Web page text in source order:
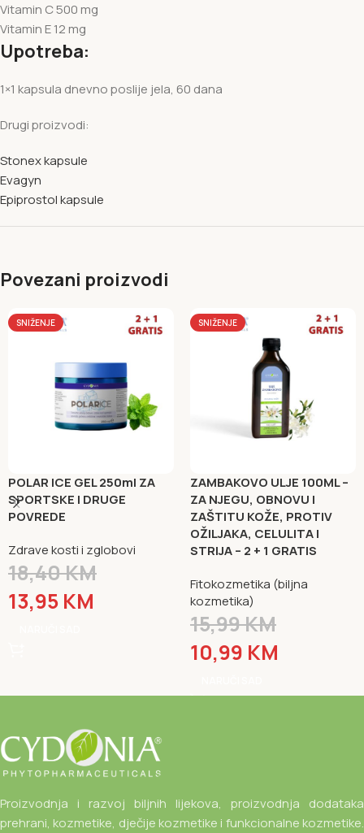
Vitamin C 500 mg
Vitamin E 12 mg
Upotreba:
1×1 kapsula dnevno poslije jela, 60 dana
Drugi proizvodi:
Stonex kapsule
Evagyn
Epiprostol kapsule
Povezani proizvodi
SNIŽENJE
POLAR ICE GEL 250ml ZA
SPORTSKE I DRUGE
POVREDE
Zdrave kosti i zglobovi
18,40KM
13,95 KM
SNIŽENJE
ZAMBAKOVO ULJE 100ML –
ZA NJEGU, OBNOVU I
ZAŠTITU KOŽE, PROTIV
OŽILJAKA, CELULITA I
STRIJA – 2 + 1 GRATIS
Fitokozmetika (biljna
kozmetika)
15,99KM
10,99 KM
Proizvodnja i razvoj biljnih lijekova, proizvodnja dodataka
prehrani, kozmetike, dječije kozmetike i funkcionalne kozmetike.